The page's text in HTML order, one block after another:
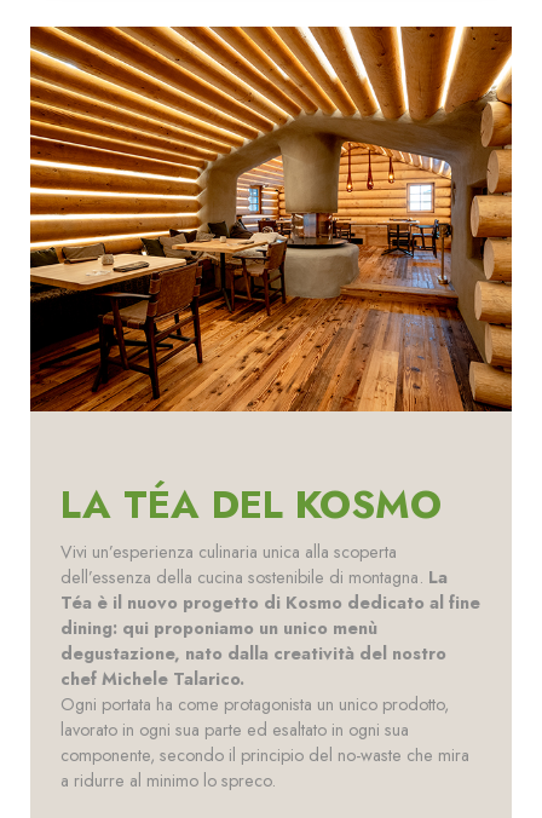
LA TÉA DEL KOSMO
Vivi un’esperienza culinaria unica alla scoperta
dell’essenza della cucina sostenibile di montagna. La
Téa è il nuovo progetto di Kosmo dedicato al fine
dining: qui proponiamo un unico menù
degustazione, nato dalla creatività del nostro
chef Michele Talarico.
Ogni portata ha come protagonista un unico prodotto,
lavorato in ogni sua parte ed esaltato in ogni sua
componente, secondo il principio del no-waste che mira
a ridurre al minimo lo spreco.